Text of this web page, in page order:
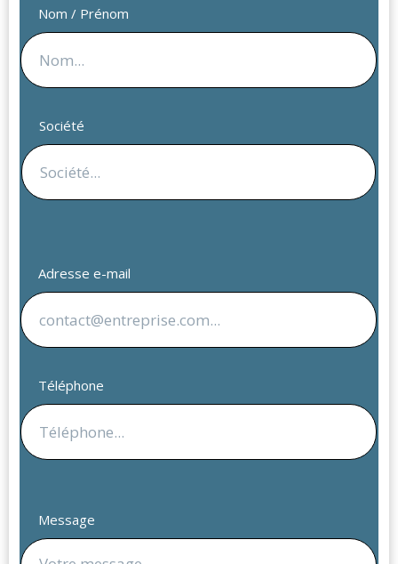
Nom / Prénom
Société
Adresse e-mail
Téléphone
Message